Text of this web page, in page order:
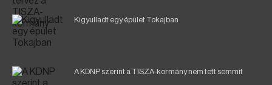
Kigyulladt egy épület Tokajban
A KDNP szerint a TISZA-kormány nem tett semmit